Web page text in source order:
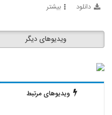
دانلود بیشتر
ویدیوهای دیگر
ویدیوهای مرتبط